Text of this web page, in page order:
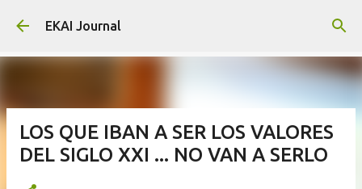
EKAI Journal
LOS QUE IBAN A SER LOS VALORES
DEL SIGLO XXI ... NO VAN A SERLO